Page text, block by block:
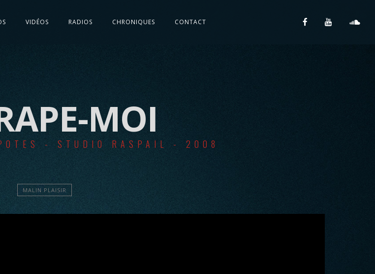
VIDÉOS RADIOS CHRONIQUES CONTACT
MOI
- STUDIO RASPAIL - 2008
MALIN PLAISIR